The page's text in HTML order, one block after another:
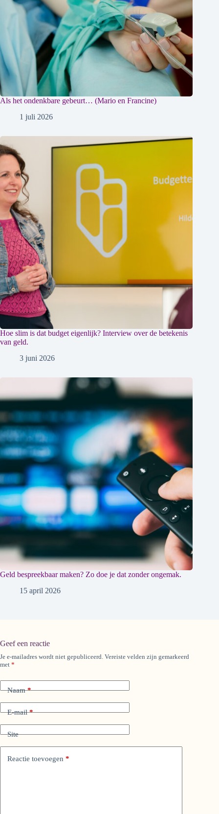
Als het ondenkbare gebeurt… (Mario en Francine)
1 juli 2026
Hoe slim is dat budget eigenlijk? Interview over de betekenis
van geld.
3 juni 2026
Geld bespreekbaar maken? Zo doe je dat zonder ongemak.
15 april 2026
Geef een reactie
Je e-mailadres wordt niet gepubliceerd. Vereiste velden zijn gemarkeerd
met *
Naam*
E-mail*
Site
Reactie toevoegen *
A
l
r
n
v
e